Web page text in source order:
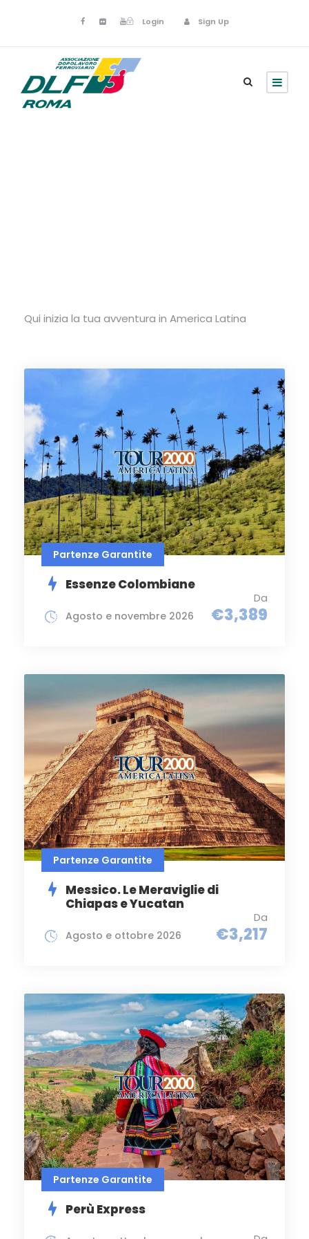
Login Sign Up
Qui inizia la tua avventura in America Latina
Partenze Garantite
Essenze Colombiane
Da
€3,389
Agosto e novembre 2026
Partenze Garantite
Messico. Le Meraviglie di
Chiapas e Yucatan
Da
€3,217
Agosto e ottobre 2026
Partenze Garantite
Perù Express